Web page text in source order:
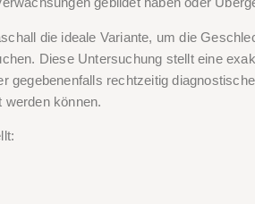
die ideale Variante, um die
Diese Untersuchung stellt eine
gegebenenfalls rechtzeitig
werden können.